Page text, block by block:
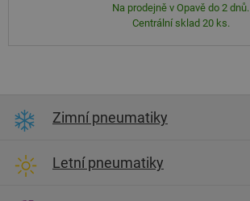
Na prodejně v Opavě do 2 dnů.
Centrální sklad 20 ks.
Zimní pneumatiky
Letní pneumatiky